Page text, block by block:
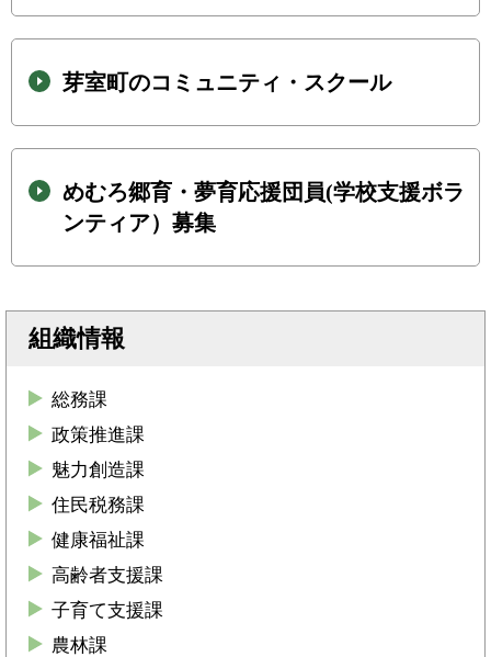
芽室町のコミュニティ・スクール
めむろ郷育・夢育応援団員(学校支援ボラ
ンティア）募集
組織情報
総務課
政策推進課
魅力創造課
住民税務課
健康福祉課
高齢者支援課
子育て支援課
農林課